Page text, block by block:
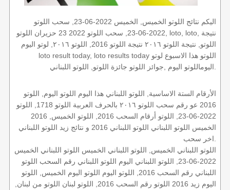
اليكم نتائج اللوتو الخميس, الخميس 2022-06-23, سحب اللوتو
2022-06-23, سحب اللوتو 2022 23 حزيران اللوتو, loto, loto, نتيجة
اللوتو, نتيجة اللوتو ٢٠١٦ نتيجة اللوتو 2016, اللوتو ٢٠١٦, لوتو اليوم
loto result today, loto results today اللوتو هذا الاسبوع لوتو
الأرقام الستة الاساسية, اللوتو اللبناني هذا اليوم اللوتو اليوم, اللوتو
2016 عو رقم سحب اللوتو ٢٠١٦ بالحرف العربية اللوتو 1718, اللوتو
2022-06-23, اللوتو أرقام السحب 2016, اللوتو الخميس, 2016
الخميس اللوتو اللبناني اللوتو اللبناني 2016 و نتائج زيد اللوتو اللبناني
اللوتو اللبناني الخميس, اللوتو اللبناني الخميس اللوتو اللبناني الخميس
2022-06-23, اللوتو اللبناني اليوم اللوتو اللبناني رقم السحب اللوتو
اللبناني رقم السحب 2016, اللوتو اليوم اللوتو اليوم الخميس, اللوتو
اليوم زيد 2016 اللوتو رقم السحب 2016, اللوتو لبنان اللوتو من لبنان,